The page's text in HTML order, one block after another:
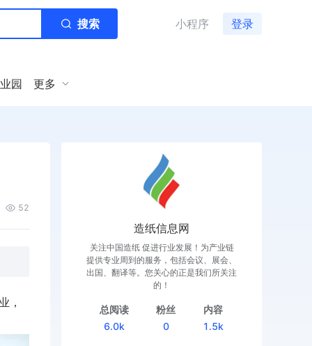
搜索 小程序 登录
园 更多
52
，
造纸信息网
关注中国造纸 促进行业发展！为产业链
提供专业周到的服务，包括会议、展会、
出国、翻译等。您关心的正是我们所关注
的！
总阅读
6.0k
粉丝
0
内容
1.5k